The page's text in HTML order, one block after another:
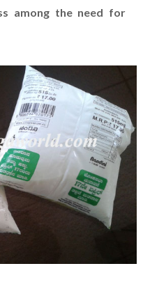
among the need for